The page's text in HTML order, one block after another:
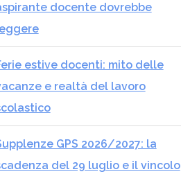
docente dovrebbe
estive docenti: mito delle
e realtà del lavoro
GPS 2026/2027: la
del 29 luglio e il vincolo